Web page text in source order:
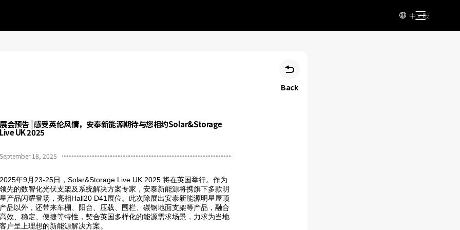
 中文版

Back
展会预告 | 感受英伦风情，安泰新能源期待与您相约Solar&Storage
Live UK 2025
September 18, 2025
2025年9月23-25日，Solar&Storage Live UK 2025 将在英国举行。作为
领先的数智化光伏支架及系统解决方案专家，安泰新能源将携旗下多款明
星产品闪耀登场，亮相Hall20 D41展位。此次除展出安泰新能源明星屋顶
产品以外，还带来车棚、阳台、压载、围栏、碳钢地面支架等产品，融合
高效、稳定、便捷等特性，契合英国多样化的能源需求场景，力求为当地
客户呈上理想的新能源解决方案。